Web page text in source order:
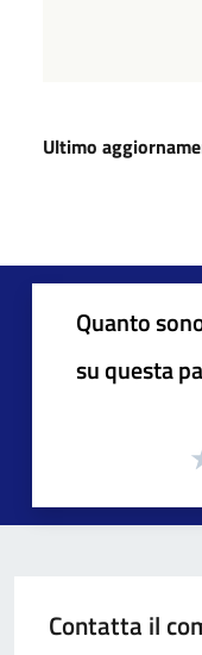
Ultimo
Quanto
su questa
Contatta il